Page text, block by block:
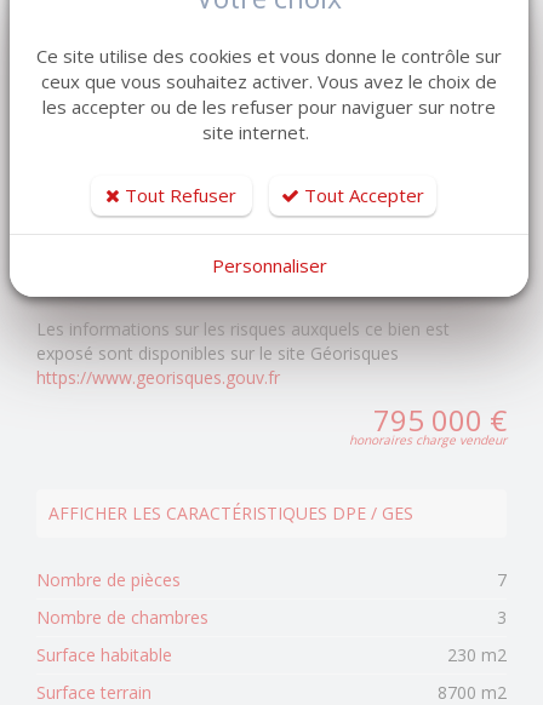
Prix : 795 000 euros
Ref : 2249-ML
LEMAISTRE IMMOBILIER - Réseau de 7 agences en
Depuis 1998, notre entreprise familiale accompagne
vendeurs et acquéreurs dans leurs projets immobiliers.
Estimation offerte de votre bien
Les informations sur les risques auxquels ce bien est
exposé sont disponibles sur le site Géorisques
https://www.georisques.gouv.fr
795 000 €
honoraires charge vendeur
AFFICHER LES CARACTÉRISTIQUES DPE / GES
Nombre de pièces
7
Nombre de chambres
3
Surface habitable
230 m2
Surface terrain
8700 m2
Ce site utilise des cookies et vous donne le contrôle sur
ceux que vous souhaitez activer. Vous avez le choix de
les accepter ou de les refuser pour naviguer sur notre
site internet.
Tout Refuser Tout Accepter
Personnaliser